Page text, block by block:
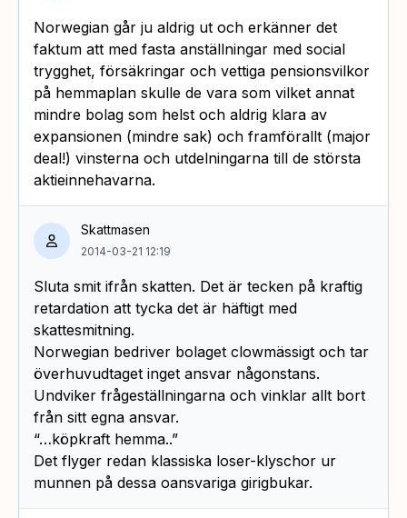
Norwegian går ju aldrig ut och erkänner det
faktum att med fasta anställningar med social
trygghet, försäkringar och vettiga pensionsvilkor
på hemmaplan skulle de vara som vilket annat
mindre bolag som helst och aldrig klara av
expansionen (mindre sak) och framförallt (major
deal!) vinsterna och utdelningarna till de största
aktieinnehavarna.
Skattmasen
2014-03-21 12:19
Sluta smit ifrån skatten. Det är tecken på kraftig
retardation att tycka det är häftigt med
skattesmitning.
Norwegian bedriver bolaget clowmässigt och tar
överhuvudtaget inget ansvar någonstans.
Undviker frågeställningarna och vinklar allt bort
från sitt egna ansvar.
“…köpkraft hemma..”
Det flyger redan klassiska loser-klyschor ur
munnen på dessa oansvariga girigbukar.